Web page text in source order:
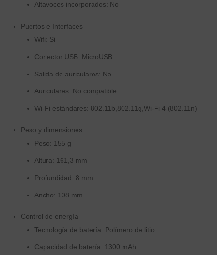
Altavoces incorporados: No
Puertos e Interfaces
Wifi: Si
Conector USB: MicroUSB
Salida de auriculares: No
Auriculares: No compatible
Wi-Fi estándares: 802.11b,802.11g,Wi-Fi 4 (802.11n)
Peso y dimensiones
Peso: 155 g
Altura: 161,3 mm
Profundidad: 8 mm
Ancho: 108 mm
Control de energía
Tecnología de batería: Polímero de litio
Capacidad de batería: 1300 mAh